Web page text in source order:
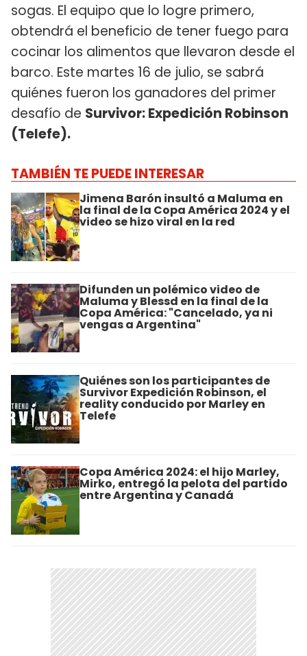
sogas. El equipo que lo logre primero,
obtendrá el beneficio de tener fuego para
cocinar los alimentos que llevaron desde el
barco. Este martes 16 de julio, se sabrá
quiénes fueron los ganadores del primer
desafío de Survivor: Expedición Robinson
(Telefe).
TAMBIÉN TE PUEDE INTERESAR
Jimena Barón insultó a Maluma en
la final de la Copa América 2024 y el
video se hizo viral en la red
Difunden un polémico video de
Maluma y Blessd en la final de la
Copa América: "Cancelado, ya ni
vengas a Argentina"
Quiénes son los participantes de
Survivor Expedición Robinson, el
reality conducido por Marley en
Telefe
Copa América 2024: el hijo Marley,
Mirko, entregó la pelota del partido
entre Argentina y Canadá